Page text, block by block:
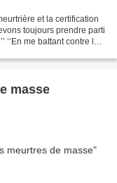
et la certification
toujours prendre parti
me battant contre la
masse